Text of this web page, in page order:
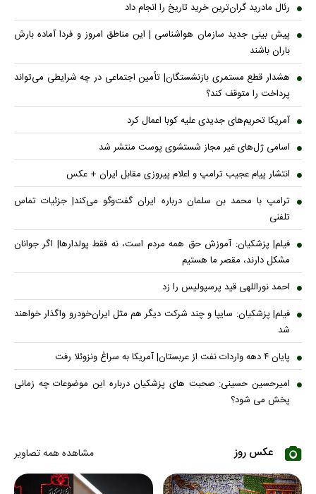
رئال مادرید گران‌ترین خرید تاریخ را انجام داد
پیش بینی جدید سازمان هواشناسی | این مناطق امروز و فردا آماده بارش
باران باشند
هشدار قطع مستمری بازنشستگان| تأمین اجتماعی در چه شرایطی می‌تواند
پرداخت را متوقف کند؟
آمریکا تحریم‌های جدیدی علیه کوبا اعمال کرد
اسامی ژل‌های غیر مجاز شستشوی پوست منتشر شد
انتشار پیام عجیب ترامپ و اعلام پیروزی مقابل ایران + عکس
ترامپ با محمد بن سلمان درباره ایران گفت‌وگو می‌کند| جزئیات تماس
تلفنی
فیلم| پزشکیان: آموزش حق همه مردم است، نه فقط پولدارها| اگر جوانان
مشکل دارند، مقصر ما هستیم
احمد نوراللهی قید پرسپولیس را زد
فیلم| پزشکیان: سایپا و چند شرکت دیگر هم مثل ایران‌خودرو واگذار خواهند
شد
پایان ۴ دهه واردات نفت از عربستان| آمریکا به سراغ ونزوئلا رفت
امیرحسین حسینی: صحبت های پزشکیان درباره این موضوعات چه زمانی
پخش می شود؟
عکس روز مشاهده همه تصاویر